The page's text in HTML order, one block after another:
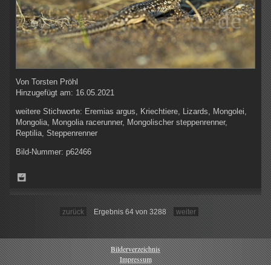
Von Torsten Pröhl
Hinzugefügt am: 16.05.2021
weitere Stichworte: Eremias argus, Kriechtiere, Lizards, Mongolei,
Mongolia, Mongolia racerunner, Mongolischer steppenrenner,
Reptilia, Steppenrenner
Bild-Nummer: p62466
zurück Ergebnis 64 von 3288 weiter
Bilderverzeichnis
Impressum